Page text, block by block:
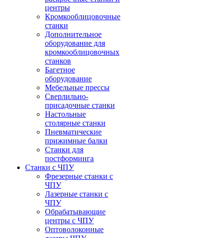
центры
Кромкооблицовочные
станки
Дополнительное
оборудование для
кромкооблицовочных
станков
Багетное
оборудование
Мебельные прессы
Сверлильно-
присадочные станки
Настольные
столярные станки
Пневматические
прижимные балки
Станки для
постформинга
Станки с ЧПУ
Фрезерные станки с
ЧПУ
Лазерные станки с
ЧПУ
Обрабатывающие
центры с ЧПУ
Оптоволоконные